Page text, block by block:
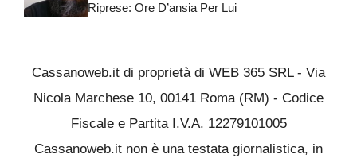
Riprese: Ore D’ansia Per Lui
Cassanoweb.it di proprietà di WEB 365 SRL - Via
Nicola Marchese 10, 00141 Roma (RM) - Codice
Fiscale e Partita I.V.A. 12279101005
Cassanoweb.it non è una testata giornalistica, in